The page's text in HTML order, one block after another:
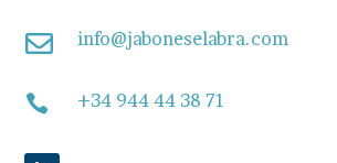
 info@jaboneselabra.com
 +34 944 44 38 71